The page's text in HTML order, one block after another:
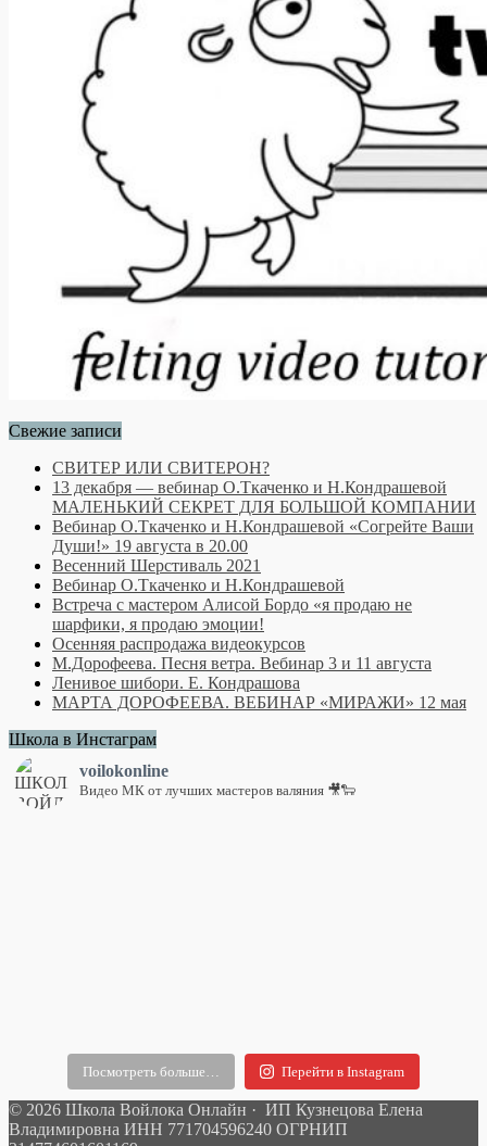
Свежие записи
СВИТЕР ИЛИ СВИТЕРОН?
13 декабря — вебинар О.Ткаченко и Н.Кондрашевой
МАЛЕНЬКИЙ СЕКРЕТ ДЛЯ БОЛЬШОЙ КОМПАНИИ
Вебинар О.Ткаченко и Н.Кондрашевой «Согрейте Ваши
Души!» 19 августа в 20.00
Весенний Шерстиваль 2021
Вебинар О.Ткаченко и Н.Кондрашевой
Встреча с мастером Алисой Бордо «я продаю не
шарфики, я продаю эмоции!
Осенняя распродажа видеокурсов
М.Дорофеева. Песня ветра. Вебинар 3 и 11 августа
Ленивое шибори. Е. Кондрашова
МАРТА ДОРОФЕЕВА. ВЕБИНАР «МИРАЖИ» 12 мая
Школа в Инстаграм
voilokonline
Видео МК от лучших мастеров валяния 🎥🐑
Посмотреть больше… Перейти в Instagram
© 2026 Школа Войлока Онлайн · ИП Кузнецова Елена
Владимировна ИНН 771704596240 ОГРНИП